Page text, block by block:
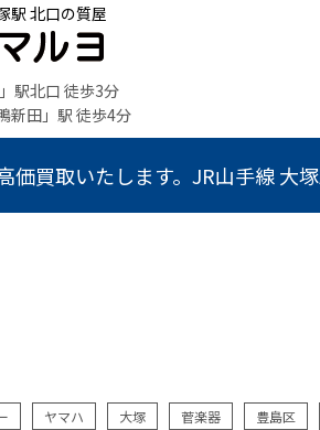
駅 北口の質屋
駅北口 徒歩3分
新田」駅 徒歩4分
買取いたします。JR山手線 大
ヤマハ 大塚 菅楽器 豊島区